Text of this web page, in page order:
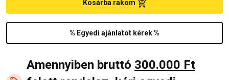
% Egyedi ajánlatot kérek %
Kosárba rakom
Amennyiben bruttó 300.000 Ft